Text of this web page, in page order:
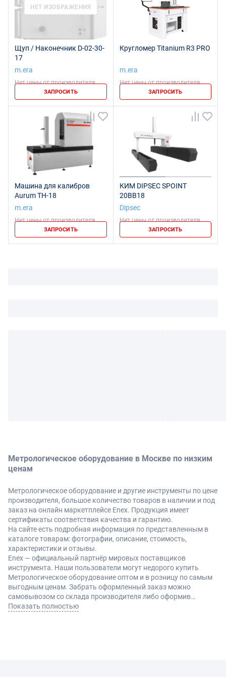
НЕТ ИЗОБРАЖЕНИЯ
Щуп / Наконечник D-02-30-
17
m.era
Нет цены от производителя
ЗАПРОСИТЬ
Кругломер Titanium R3 PRO
m.era
Нет цены от производителя
ЗАПРОСИТЬ
Машина для калибров
Aurum TH-18
m.era
Нет цены от производителя
ЗАПРОСИТЬ
КИМ DIPSEC SPOINT
20BB18
Dipsec
Нет цены от производителя
ЗАПРОСИТЬ
Метрологическое оборудование в Москве по низким
ценам
Метрологическое оборудование и другие инструменты по цене
производителя, большое количество товаров в наличии и под
заказ на онлайн маркетплейсе Enex. Продукция имеет
сертификаты соответствия качества и гарантию.
На сайте есть подробная информация по представленным в
каталоге товарам: фотографии, описание, стоимость,
характеристики и отзывы.
Enex — официальный партнёр мировых поставщиков
инструмента. Наши пользователи могут недорого купить
Метрологическое оборудование оптом и в розницу по самым
выгодным ценам. Забрать оформленный заказ можно
самовывозом со склада производителя либо оформив
доставку по Москве и другие регионы России.
Показать полностью